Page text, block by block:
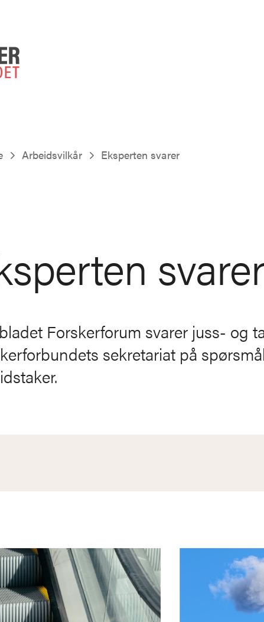
Arbeidsvilkår Eksperten svarer
svarer
Forskerforum svarer juss- og
sekretariat på